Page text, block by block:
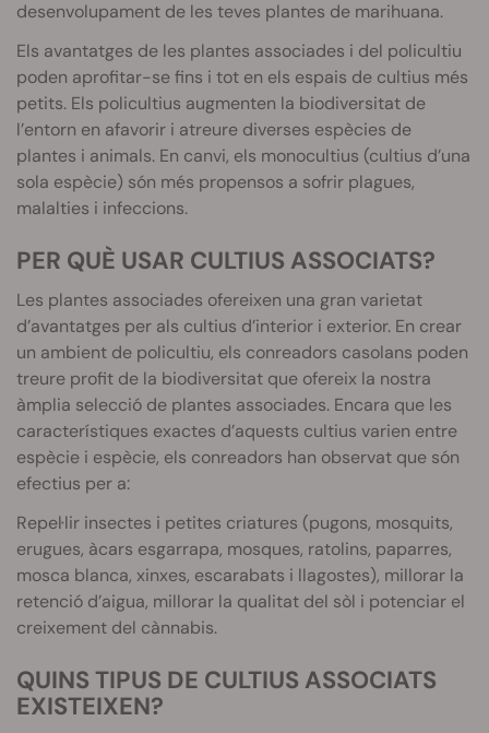
desenvolupament de les teves plantes de marihuana.
Els avantatges de les plantes associades i del policultiu
poden aprofitar-se fins i tot en els espais de cultius més
petits. Els policultius augmenten la biodiversitat de
l’entorn en afavorir i atreure diverses espècies de
plantes i animals. En canvi, els monocultius (cultius d’una
sola espècie) són més propensos a sofrir plagues,
malalties i infeccions.
PER QUÈ USAR CULTIUS ASSOCIATS?
Les plantes associades ofereixen una gran varietat
d’avantatges per als cultius d’interior i exterior. En crear
un ambient de policultiu, els conreadors casolans poden
treure profit de la biodiversitat que ofereix la nostra
àmplia selecció de plantes associades. Encara que les
característiques exactes d’aquests cultius varien entre
espècie i espècie, els conreadors han observat que són
efectius per a:
Repel·lir insectes i petites criatures (pugons, mosquits,
erugues, àcars esgarrapa, mosques, ratolins, paparres,
mosca blanca, xinxes, escarabats i llagostes), millorar la
retenció d’aigua, millorar la qualitat del sòl i potenciar el
creixement del cànnabis.
QUINS TIPUS DE CULTIUS ASSOCIATS
EXISTEIXEN?